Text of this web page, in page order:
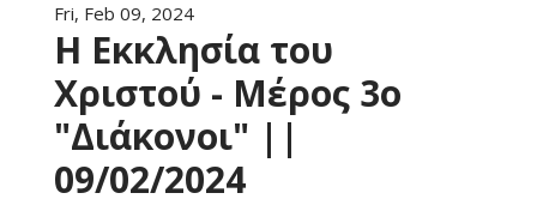
Fri, Feb 09, 2024
Η Εκκλησία του
Χριστού - Μέρος 3ο
"Διάκονοι" ||
09/02/2024